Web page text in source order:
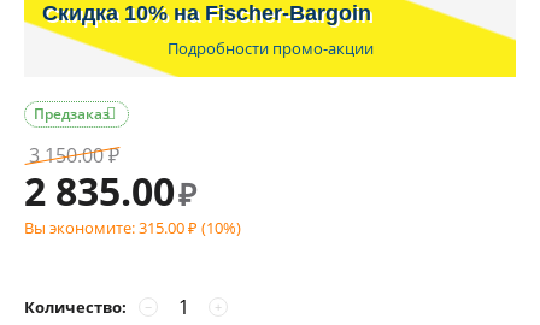
Скидка 10% на Fischer-Bargoin
Подробности промо-акции

Предзаказ
3 150.00 ₽
2 835.00₽
Вы экономите:315.00 ₽ (10%)
Количество: +
−